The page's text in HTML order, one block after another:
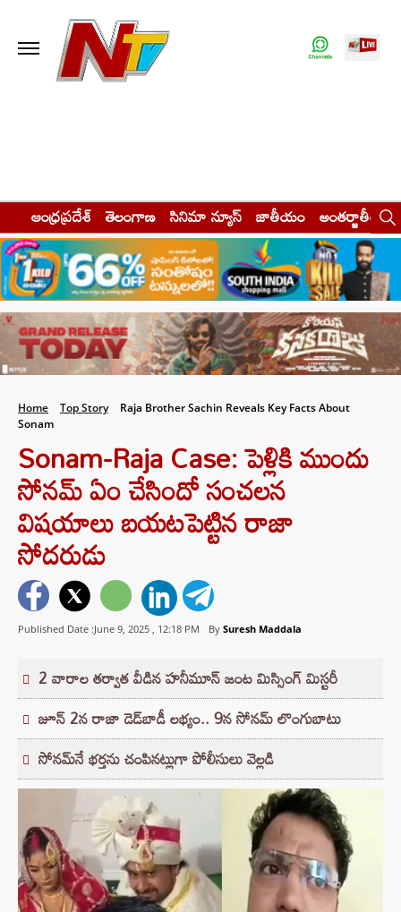
ఆంధ్రప్రదేశ్ తెలంగాణ సినిమా న్యూస్ జాతీయం అంతర్జాతీయం
Home Top Story
Raja Brother Sachin Reveals Key Facts About
Sonam
Sonam-Raja Case: పెళ్లికి ముందు
సోనమ్ ఏం చేసిందో సంచలన
విషయాలు బయటపెట్టిన రాజా
సోదరుడు
Published Date :June 9, 2025 , 12:18 PM By Suresh Maddala
2 వారాల తర్వాత వీడిన హనీమూన్ జంట మిస్సింగ్ మిస్టరీ
జూన్ 2న రాజా డెడ్‌బాడీ లభ్యం.. 9న సోనమ్ లొంగుబాటు
సోనమ్‌నే భర్తను చంపినట్లుగా పోలీసులు వెల్లడి